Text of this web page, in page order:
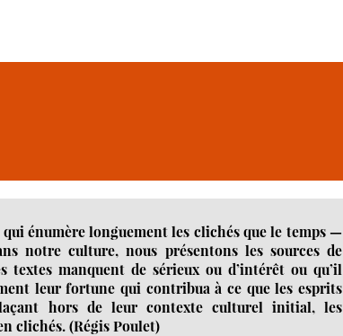
énumère longuement les clichés que le temps —
notre culture, nous présentons les sources de
textes manquent de sérieux ou d’intérêt ou qu’il
leur fortune qui contribua à ce que les esprits
hors de leur contexte culturel initial, les
clichés. (Régis Poulet)